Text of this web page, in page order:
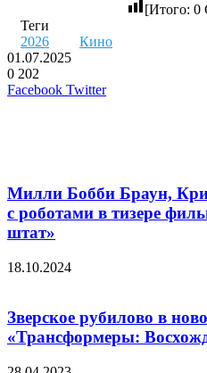
[Итого: 0
Теги
2026
Кино
01.07.2025
0 202
Facebook TwitterLinkedIn
Pinterest
Вконтакте
Одноклассники
Skype
WhatsApp
Telegram
Viber
Милли Бобби Браун,
с роботами в тизере
штат»
18.10.2024
Зверское рубилово в
«Трансформеры: